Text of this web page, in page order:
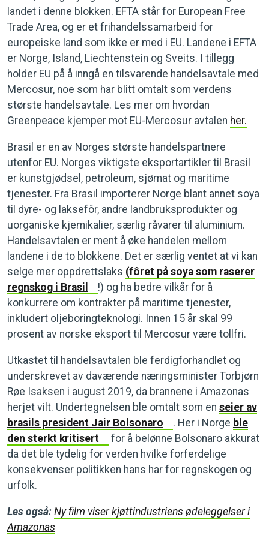
landet i denne blokken. EFTA står for European Free
Trade Area, og er et frihandelssamarbeid for
europeiske land som ikke er med i EU. Landene i EFTA
er Norge, Island, Liechtenstein og Sveits. I tillegg
holder EU på å inngå en tilsvarende handelsavtale med
Mercosur, noe som har blitt omtalt som verdens
største handelsavtale. Les mer om hvordan
Greenpeace kjemper mot EU-Mercosur avtalen her.
Brasil er en av Norges største handelspartnere
utenfor EU. Norges viktigste eksportartikler til Brasil
er kunstgjødsel, petroleum, sjømat og maritime
tjenester. Fra Brasil importerer Norge blant annet soya
til dyre- og laksefôr, andre landbruksprodukter og
uorganiske kjemikalier, særlig råvarer til aluminium.
Handelsavtalen er ment å øke handelen mellom
landene i de to blokkene. Det er særlig ventet at vi kan
selge mer oppdrettslaks (fôret på soya som raserer
regnskog i Brasil
!) og ha bedre vilkår for å
konkurrere om kontrakter på maritime tjenester,
inkludert oljeboringteknologi. Innen 15 år skal 99
prosent av norske eksport til Mercosur være tollfri.
Utkastet til handelsavtalen ble ferdigforhandlet og
underskrevet av daværende næringsminister Torbjørn
Røe Isaksen i august 2019, da brannene i Amazonas
herjet vilt. Undertegnelsen ble omtalt som en seier av
brasils president Jair Bolsonaro
. Her i Norge ble
den sterkt kritisert
for å belønne Bolsonaro akkurat
da det ble tydelig for verden hvilke forferdelige
konsekvenser politikken hans har for regnskogen og
urfolk.
Les også: Ny film viser kjøttindustriens ødeleggelser i
Amazonas